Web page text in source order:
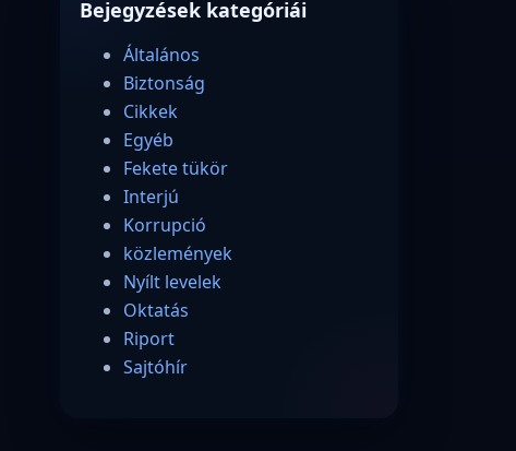
Bejegyzések kategóriái
Általános
Biztonság
Cikkek
Egyéb
Fekete tükör
Interjú
Korrupció
közlemények
Nyílt levelek
Oktatás
Riport
Sajtóhír